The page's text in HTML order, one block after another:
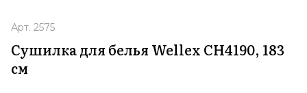
Арт. 2575
Сушилка для белья Wellex CH4190, 183
см